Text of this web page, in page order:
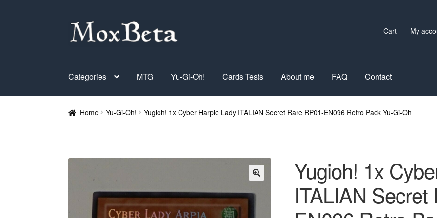
Skip
to
Skip
to
Cart My
Categories MTG Yu-Gi-Oh! Cards Tests About me FAQ Contact
Home Yu-Gi-Oh! Yugioh! 1x Cyber Harpie Lady ITALIAN Secret Rare RP01-EN096 Retro Pack Yu-Gi-Oh
Yugioh! 1x
ITALIAN Secret